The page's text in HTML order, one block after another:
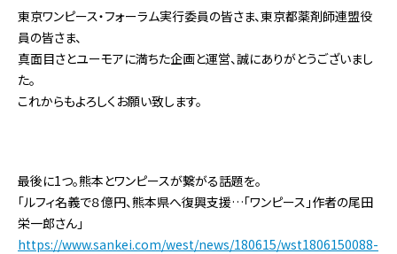
東京ワンピース・フォーラム実行委員の皆さま、東京都薬剤師連盟役
員の皆さま、
真面目さとユーモアに満ちた企画と運営、誠にありがとうございまし
た。
これからもよろしくお願い致します。
最後に1つ。熊本とワンピースが繋がる話題を。
「ルフィ名義で８億円、熊本県へ復興支援…「ワンピース」作者の尾田
栄一郎さん」
https://www.sankei.com/west/news/180615/wst1806150088-